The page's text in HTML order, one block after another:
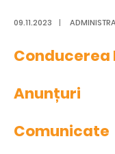
09.11.2023 |
Conducerea
Anunțuri
Comunicate